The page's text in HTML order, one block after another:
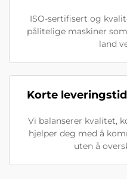
ISO-sertifisert og
pålitelige maskiner
land
Korte
Vi balanserer kvalitet,
hjelper deg med å
uten å